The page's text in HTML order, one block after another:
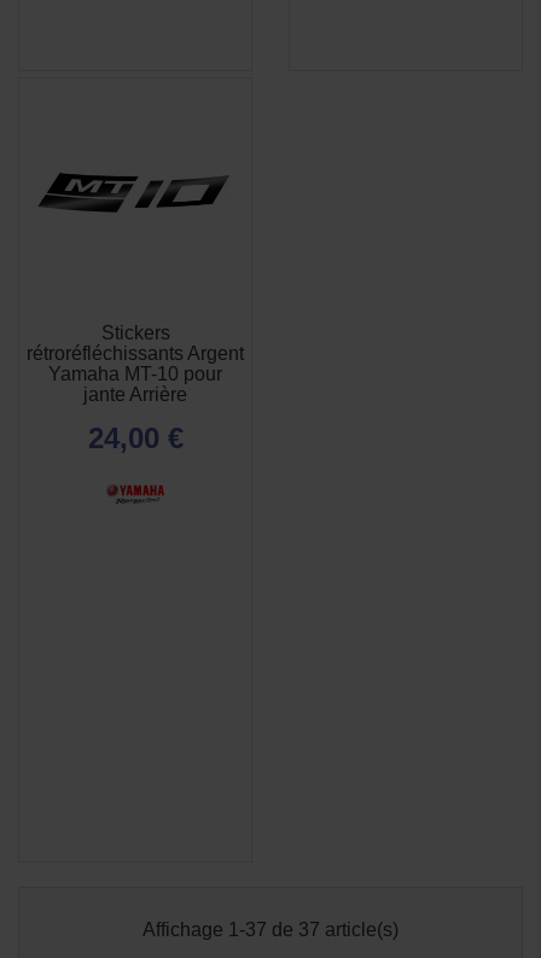
Stickers
rétroréfléchissants Argent
Yamaha MT-10 pour
jante Arrière
24,00 €
Affichage 1-37 de 37 article(s)